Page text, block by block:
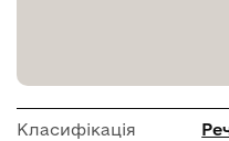
Класифікація